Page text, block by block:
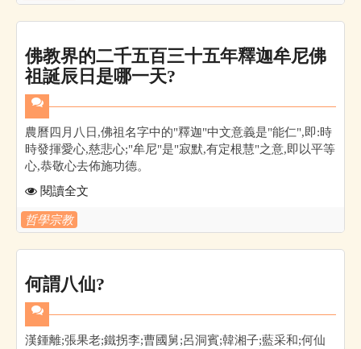
佛教界的二千五百三十五年釋迦牟尼佛
祖誕辰日是哪一天?
農曆四月八日,佛祖名字中的"釋迦"中文意義是"能仁",即:時
時發揮愛心,慈悲心;"牟尼"是"寂默,有定根慧"之意,即以平等
心,恭敬心去佈施功德。
閱讀全文
哲學宗教
何謂八仙?
漢鍾離;張果老;鐵拐李;曹國舅;呂洞賓;韓湘子;藍采和;何仙